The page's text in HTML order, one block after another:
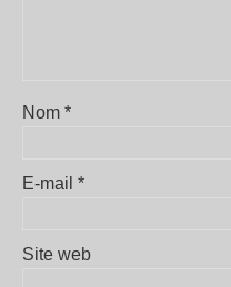
Nom *
E-mail *
Site web